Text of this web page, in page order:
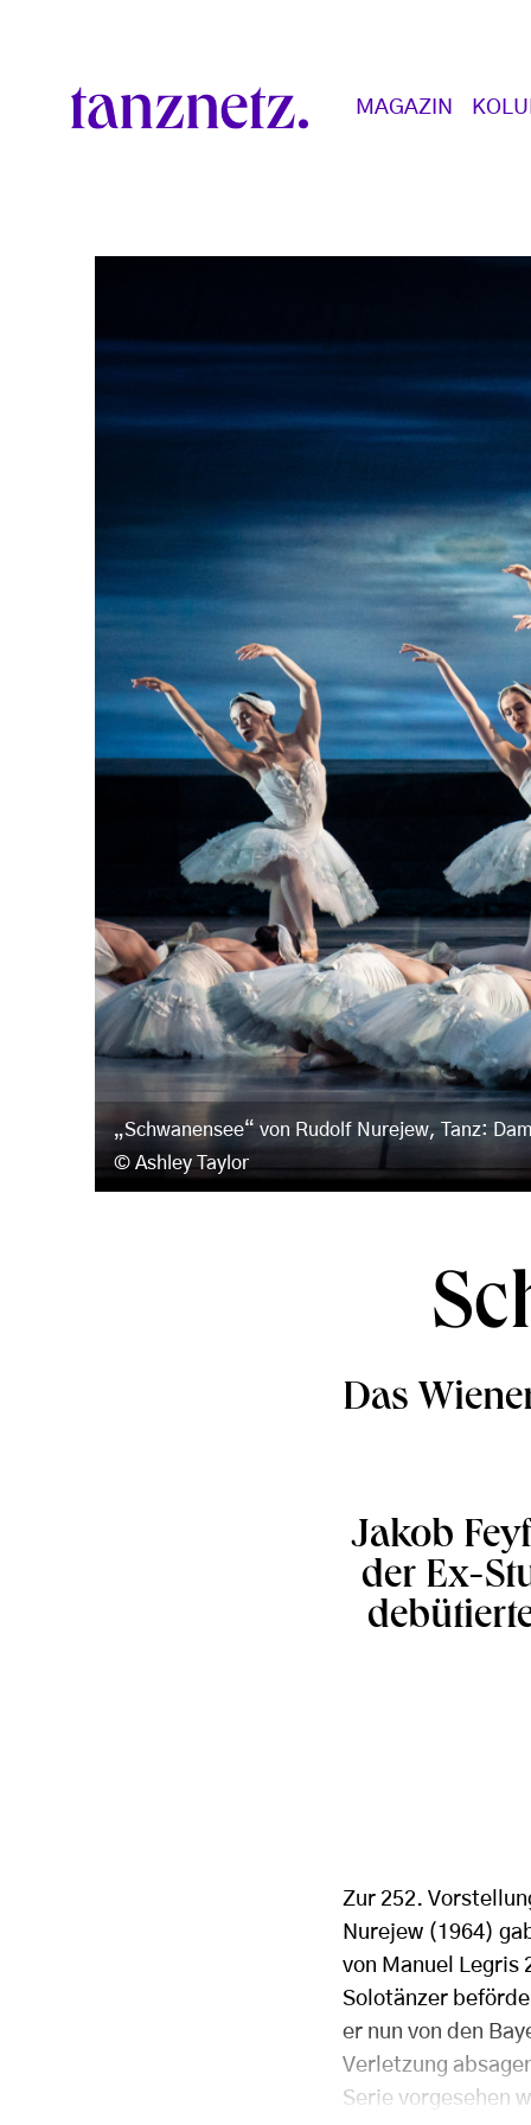
Main navigation
MAGAZIN
„Schwanensee“ von Rudolf Nurejew, Tanz:
Ashley Taylor
Das
Jakob
der Ex-
Zur 252.
Nurejew (1964)
von Manuel Legris
Solotänzer
er nun von den
Verletzung
Serie vorgesehen